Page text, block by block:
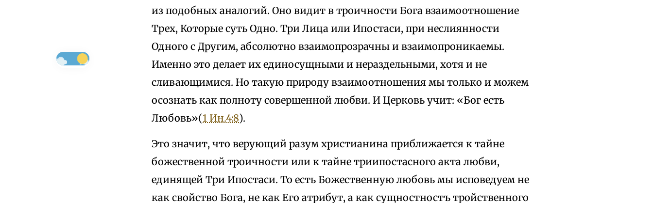
из подобных аналогий. Оно видит в троичности Бога взаимоотношение
Трех, Которые суть Одно. Три Лица или Ипостаси, при неслиянности
Одного с Другим, абсолютно взаимопрозрачны и взаимопроникаемы.
Именно это делает их единосущными и нераздельными, хотя и не
сливающимися. Но такую природу взаимоотношения мы только и можем
осознать как полноту совершенной любви. И Церковь учит: «Бог есть
Любовь»(1 Ин.4:8).
Это значит, что верующий разум христианина приближается к тайне
божественной троичности или к тайне триипостасного акта любви,
единящей Три Ипостаси. То есть Божественную любовь мы исповедуем не
как свойство Бога, не как Его атрибут, а как сущностностъ тройственного